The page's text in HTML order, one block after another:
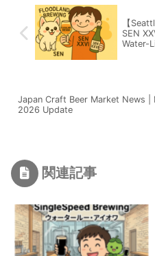
【
SEN
Water-
Japan Craft Beer Market News |
2026 Update
関連記事